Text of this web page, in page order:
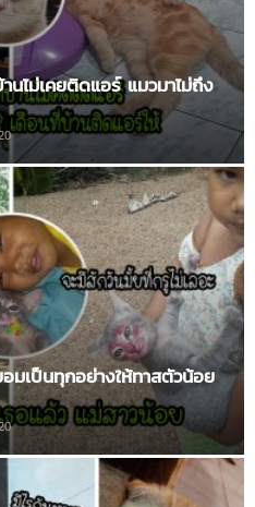
ไม่เคยติดแอร์ แมวมาไม่ถึง
มเป็นทุกอย่างให้ทาสตัวน้อย